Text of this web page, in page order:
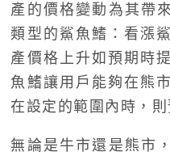
產的價格變動為其帶
類型的鯊魚鰭：看漲
產價格上升如預期時
魚鰭讓用戶能夠在熊
在設定的範圍內時，
無論是牛市還是熊市